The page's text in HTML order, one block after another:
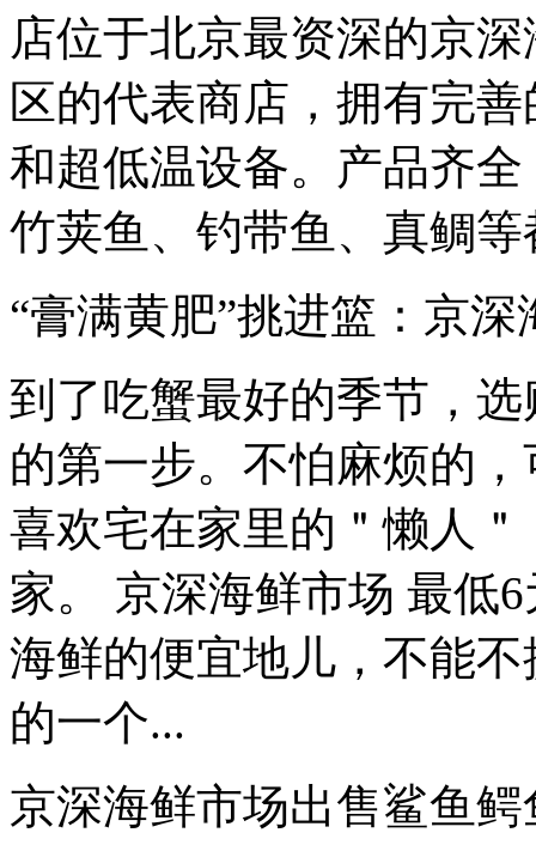
店位于北京最资深的京
区的代表商店，拥有完
和超低温设备。产品齐
竹荚鱼、钓带鱼、真鲷
“膏满黄肥”挑进篮：京
到了吃蟹最好的季节，
的第一步。不怕麻烦的
喜欢宅在家里的＂懒人
家。 京深海鲜市场 最低
海鲜的便宜地儿，不能
的一个...
京深海鲜市场出售鲨鱼